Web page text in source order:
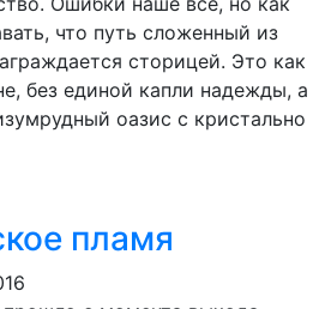
что путь сложенный из
сторицей. Это как
без единой капли надежды, а
оазис с кристально
пламя